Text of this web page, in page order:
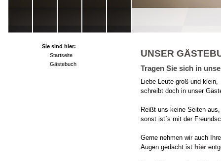
Sie sind hier:
Startseite
Gästebuch
UNSER
Tragen Sie sich in
Liebe Leute groß und klein,
schreibt doch in unser
Reißt uns keine Seiten aus,
sonst ist´s mit der
Gerne nehmen wir auch
Augen gedacht ist hier